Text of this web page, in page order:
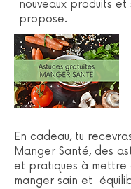
nouveaux produits et
propose.
En cadeau, tu
Manger Santé, des
et pratiques à
manger sain et